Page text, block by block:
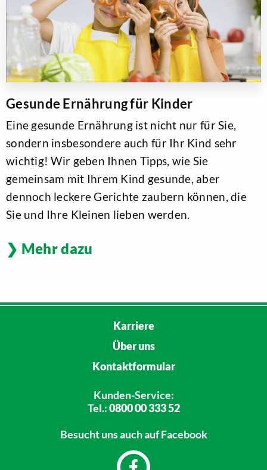
Gesunde Ernährung für Kinder
Eine gesunde Ernährung ist nicht nur für Sie,
sondern insbesondere auch für Ihr Kind sehr
wichtig! Wir geben Ihnen Tipps, wie Sie
gemeinsam mit Ihrem Kind gesunde, aber
dennoch leckere Gerichte zaubern können, die
Sie und Ihre Kleinen lieben werden.
Mehr dazu
Karriere
Über uns
Kontaktformular
Kunden-Service:
Tel.:0800 00 333 52
Besucht unsauch auf Facebook